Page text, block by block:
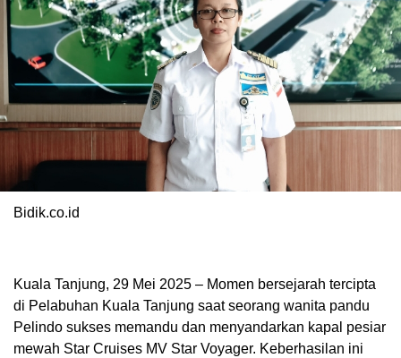
Bidik.co.id
Kuala Tanjung, 29 Mei 2025 – Momen bersejarah tercipta
di Pelabuhan Kuala Tanjung saat seorang wanita pandu
Pelindo sukses memandu dan menyandarkan kapal pesiar
mewah Star Cruises MV Star Voyager. Keberhasilan ini